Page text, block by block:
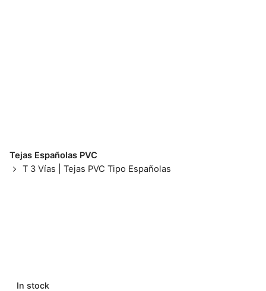
Tejas Españolas PVC
T 3 Vías | Tejas PVC Tipo Españolas
In stock